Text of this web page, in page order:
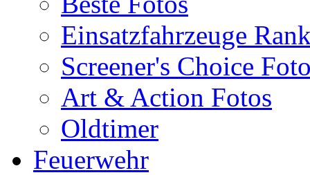
Einsatzfahrzeuge
Screener's Choice
Art & Action Fotos
Oldtimer
Feuerwehr